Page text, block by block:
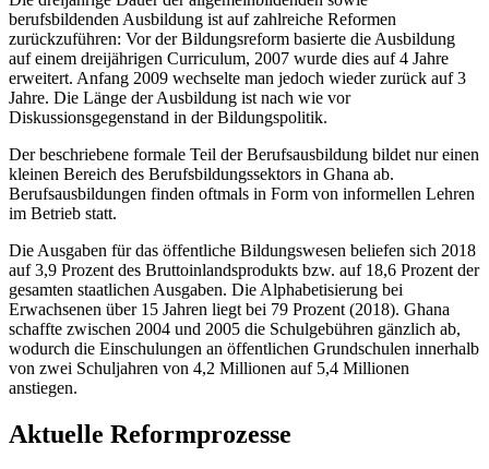
berufsbildenden Ausbildung ist auf zahlreiche Reformen
zurückzuführen: Vor der Bildungsreform basierte die Ausbildung
auf einem dreijährigen Curriculum, 2007 wurde dies auf 4 Jahre
erweitert. Anfang 2009 wechselte man jedoch wieder zurück auf 3
Jahre. Die Länge der Ausbildung ist nach wie vor
Diskussionsgegenstand in der Bildungspolitik.
Der beschriebene formale Teil der Berufsausbildung bildet nur einen
kleinen Bereich des Berufsbildungssektors in Ghana ab.
Berufsausbildungen finden oftmals in Form von informellen Lehren
im Betrieb statt.
Die Ausgaben für das öffentliche Bildungswesen beliefen sich 2018
auf 3,9 Prozent des Bruttoinlandsprodukts bzw. auf 18,6 Prozent der
gesamten staatlichen Ausgaben. Die Alphabetisierung bei
Erwachsenen über 15 Jahren liegt bei 79 Prozent (2018). Ghana
schaffte zwischen 2004 und 2005 die Schulgebühren gänzlich ab,
wodurch die Einschulungen an öffentlichen Grundschulen innerhalb
von zwei Schuljahren von 4,2 Millionen auf 5,4 Millionen
anstiegen.
Aktuelle Reformprozesse